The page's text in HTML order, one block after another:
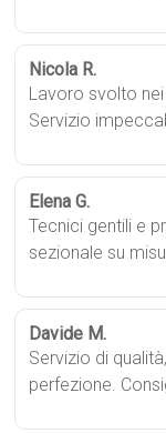
Nicola R.
Lavoro svolto
Servizio
Elena G.
Tecnici gentili e
sezionale su
Davide M.
Servizio di
perfezione.